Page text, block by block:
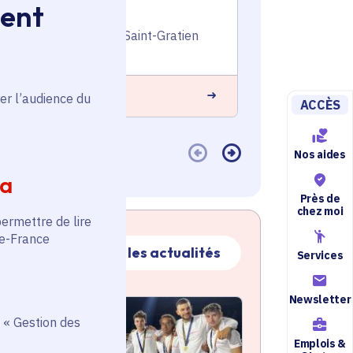
l’audience du
de lire
France
Gestion des
ACCÈS
Nos aides
Près de
chez moi
Services
Newsletter
Emplois &
pour le Cfa Ferrandi
Voté en 2020
Jouy-en-Josas (78), Saint-Gratien
savoir plus
Toutes les actualités